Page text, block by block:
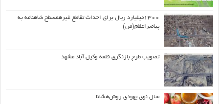
۱۳۰۰میلیارد ریال برای احداث تقاطع غیرهمسطح شاهنامه به
پیامبراعظم(ص)
تصویب طرح بازنگری قلعه وکیل آباد مشهد
سال نوی یهودی روش‌هشانا